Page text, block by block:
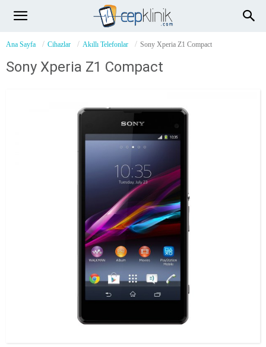
Ana Sayfa Cihazlar Akıllı Telefonlar Sony Xperia Z1 Compact
Sony Xperia Z1 Compact